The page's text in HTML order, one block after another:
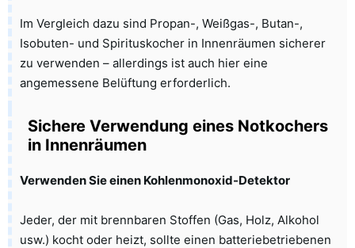
Im Vergleich dazu sind Propan-, Weißgas-, Butan-,
Isobuten- und Spirituskocher in Innenräumen sicherer
zu verwenden – allerdings ist auch hier eine
angemessene Belüftung erforderlich.
Sichere Verwendung eines Notkochers
in Innenräumen
Verwenden Sie einen Kohlenmonoxid-Detektor
Jeder, der mit brennbaren Stoffen (Gas, Holz, Alkohol
usw.) kocht oder heizt, sollte einen batteriebetriebenen